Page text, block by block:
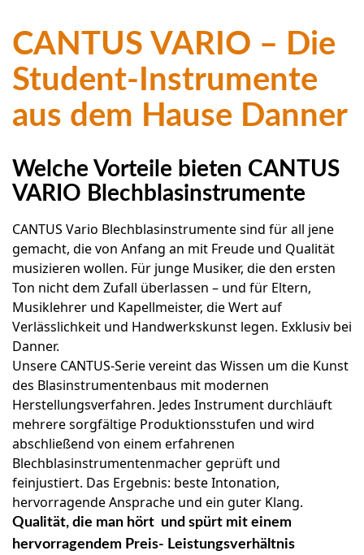
Premium Markenwelt
Zubehör
Blechblas
Tasten
Zupfen
Schlagen
Streichen
Elektronik & Bühne
CANTUS VARIO – Die
Student-Instrumente
aus dem Hause Danner
Welche Vorteile bieten CANTUS
VARIO Blechblasinstrumente
CANTUS Vario Blechblasinstrumente sind für all jene
gemacht, die von Anfang an mit Freude und Qualität
musizieren wollen. Für junge Musiker, die den ersten
Ton nicht dem Zufall überlassen – und für Eltern,
Musiklehrer und Kapellmeister, die Wert auf
Verlässlichkeit und Handwerkskunst legen. Exklusiv bei
Danner.
Unsere CANTUS-Serie vereint das Wissen um die Kunst
des Blasinstrumentenbaus mit modernen
Herstellungsverfahren. Jedes Instrument durchläuft
mehrere sorgfältige Produktionsstufen und wird
abschließend von einem erfahrenen
Blechblasinstrumentenmacher geprüft und
feinjustiert. Das Ergebnis: beste Intonation,
hervorragende Ansprache und ein guter Klang.
Qualität, die man hört und spürt mit einem
hervorragendem Preis- Leistungsverhältnis